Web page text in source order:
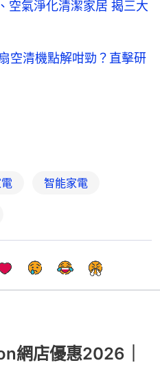
空氣淨化清潔家居 揭三大
空清機點解咁勁？直擊研
智能家電
網店優惠2026｜